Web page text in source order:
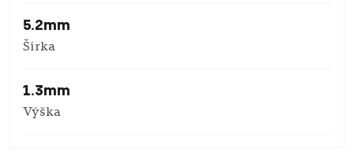
5.2mm
Šírka
1.3mm
Výška